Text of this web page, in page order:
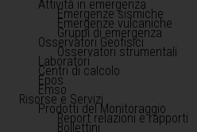
Attività in emergenza
Emergenze sismiche
Emergenze vulcaniche
Gruppi di emergenza
Osservatori Geofisici
Osservatori strumentali
Laboratori
Centri di calcolo
Epos
Emso
Risorse e Servizi
Prodotti del Monitoraggio
Report relazioni e rapporti
Bollettini